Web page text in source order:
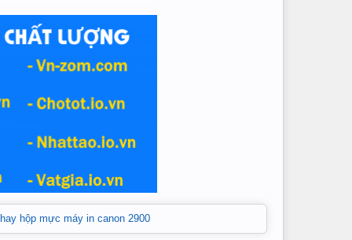
hộp mực máy in canon 2900